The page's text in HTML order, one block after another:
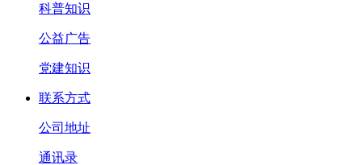
科普知识
公益广告
党建知识
联系方式
公司地址
通讯录